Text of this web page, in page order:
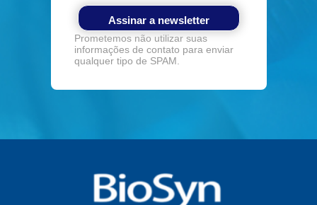
Assinar a newsletter
Prometemos não utilizar suas
informações de contato para enviar
qualquer tipo de SPAM.